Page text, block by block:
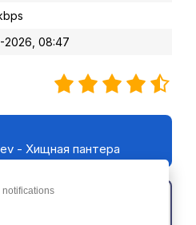
2026, 08:47
- Хищная пантера
notifications